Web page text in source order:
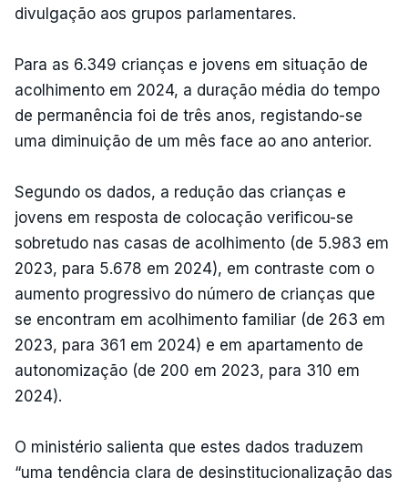
divulgação aos grupos parlamentares.
Para as 6.349 crianças e jovens em situação de
acolhimento em 2024, a duração média do tempo
de permanência foi de três anos, registando-se
uma diminuição de um mês face ao ano anterior.
Segundo os dados, a redução das crianças e
jovens em resposta de colocação verificou-se
sobretudo nas casas de acolhimento (de 5.983 em
2023, para 5.678 em 2024), em contraste com o
aumento progressivo do número de crianças que
se encontram em acolhimento familiar (de 263 em
2023, para 361 em 2024) e em apartamento de
autonomização (de 200 em 2023, para 310 em
2024).
O ministério salienta que estes dados traduzem
“uma tendência clara de desinstitucionalização das